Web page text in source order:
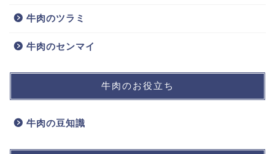
牛肉のツラミ
牛肉のセンマイ
牛肉のお役立ち
牛肉の豆知識